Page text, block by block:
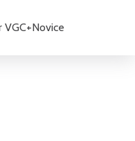
Novice